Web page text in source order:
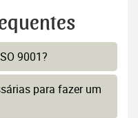
9001?
para fazer um